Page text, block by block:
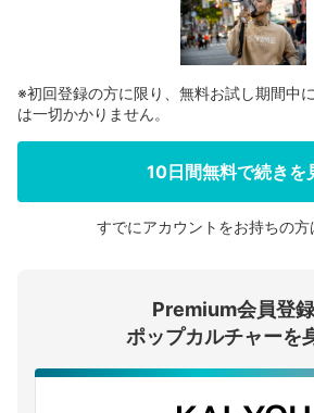
会員登録する
ログインする
※初回登録の方に限り、無料お試し期間中
は一切かかりません。
10日間無料で続きを
すでにアカウントをお持ちの方
Premium会員登
ポップカルチャーを